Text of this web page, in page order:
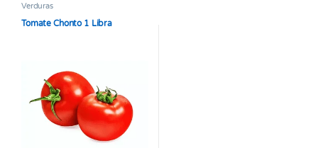
Verduras
Tomate Chonto 1 Libra